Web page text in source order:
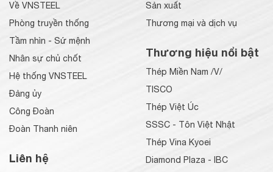
Về VNSTEEL
Phòng truyền thống
Tầm nhìn - Sứ mệnh
Nhân sự chủ chốt
Hệ thống VNSTEEL
Đảng ủy
Công Đoàn
Đoàn Thanh niên
Liên hệ
Sản xuất
Thương mại và dịch vụ
Thương hiệu nổi bật
Thép Miền Nam /V/
TISCO
Thép Việt Úc
SSSC - Tôn Việt Nhật
Thép Vina Kyoei
Diamond Plaza - IBC